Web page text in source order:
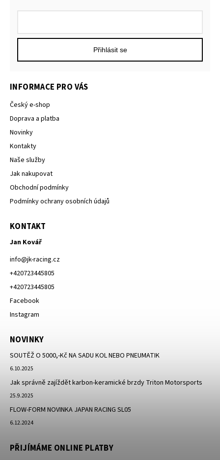
INFORMACE PRO VÁS
Český e-shop
Doprava a platba
Novinky
Kontakty
Naše služby
Jak nakupovat
Obchodní podmínky
Podmínky ochrany osobních údajů
KONTAKT
Jan Kovář
info@jk-racing.cz
+420723445805
+420723445805
Facebook
Instagram
NOVINKY
SOUTĚŽ O 5000,-Kč NA SADU KOL NEBO PNEUMATIK
6.10.2025
Jak správně zajíždět karbon-keramické brzdy Triton Motorsports
25.9.2025
FLOW-FORM NOVINKA JAPAN RACING SL05
6.12.2024
PŘIJÍMÁME ONLINE PLATBY
Přihlásit se